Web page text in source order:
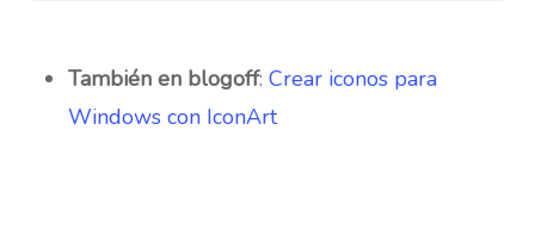
También en blogoff: Crear iconos para
Windows con IconArt